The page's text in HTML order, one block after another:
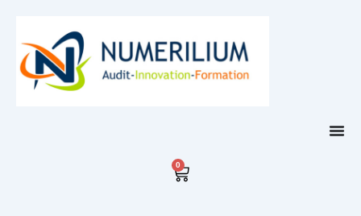
contenu
0
Panier